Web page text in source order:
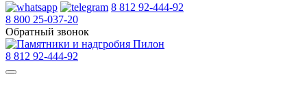
8 812 92-444-92
8 800 25-037-20
Обратный звонок
8 812 92-444-92